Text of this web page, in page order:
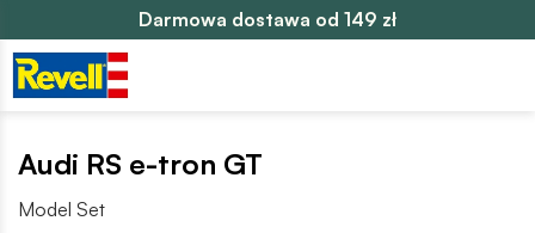
Darmowa dostawa od 149 zł
Audi RS e-tron GT
Model Set